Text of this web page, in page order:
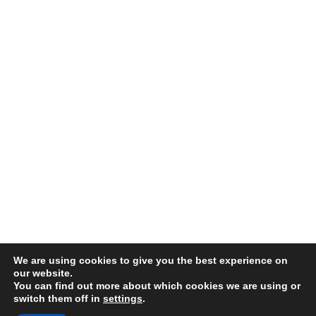
We are using cookies to give you the best experience on
our website.
You can find out more about which cookies we are using or
switch them off in settings.